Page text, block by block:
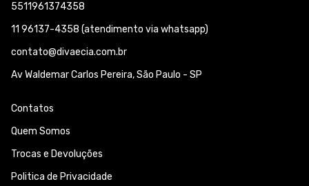
5511961374358
11 96137-4358 (atendimento via whatsapp)
contato@divaecia.com.br
Av Waldemar Carlos Pereira, São Paulo - SP
Contatos
Quem Somos
Trocas e Devoluções
Politica de Privacidade